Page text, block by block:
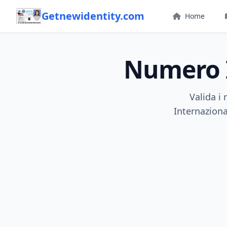
Getnewidentity.com Home
Valida i